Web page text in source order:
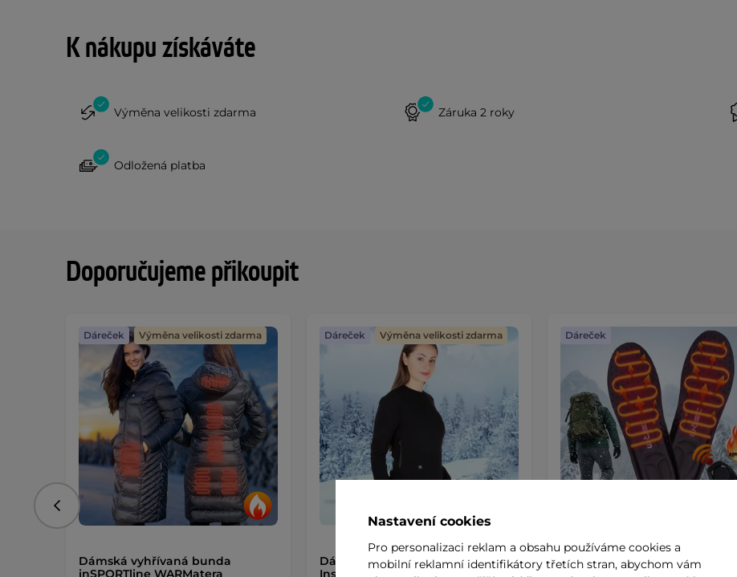
K nákupu získáváte
Výměna velikosti zdarma Záruka 2 roky
Odložená platba
Doporučujeme přikoupit
Dámská vyhřívaná bunda
inSPORTline WARMatera
Dáreček Výměna velikosti zdarma
Dámské vyhřívané triko W-TEC
Insulong Lady
Dáreček Výměna velikosti zdarma
Vyhřívané vložky do bot W-TEC
Karpatos 2x2000 mAh s
Dáreček
Předchozí
Nastavení cookies
Pro personalizaci reklam a obsahu používáme cookies a
mobilní reklamní identifikátory třetích stran, abychom vám